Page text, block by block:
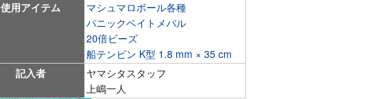
使用アイテム
マシュマロボール各種
パニックベイトメバル
20倍ビーズ
船テンビン K型 1.8 mm × 35 cm
記入者
ヤマシタスタッフ
上嶋一人